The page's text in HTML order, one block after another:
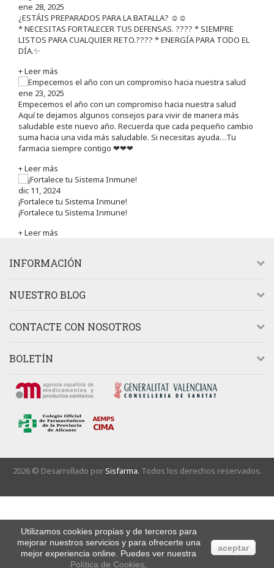
ene 28, 2025
¿ESTÁIS PREPARADOS PARA LA BATALLA? ☺️☺️
* NECESITAS FORTALECER TUS DEFENSAS. ????️ * SIEMPRE
LISTOS PARA CUALQUIER RETO.???? * ENERGÍA PARA TODO EL
DÍA.✨
+ Leer más
ene 23, 2025
Empecemos el año con un compromiso hacia nuestra salud
Aquí te dejamos algunos consejos para vivir de manera más
saludable este nuevo año. Recuerda que cada pequeño cambio
suma hacia una vida más saludable. Si necesitas ayuda…Tu
farmacia siempre contigo ❤❤❤
+ Leer más
dic 11, 2024
¡Fortalece tu Sistema Inmune!
¡Fortalece tu Sistema Inmune!
+ Leer más
INFORMACIÓN
NUESTRO BLOG
CONTACTE CON NOSOTROS
BOLETÍN
Utilizamos cookies propias y de terceros para
mejorar nuestros servicios y para ofrecerte una
mejor experiencia online. Puedes ver nuestra
Política de Cookies
aceptar
2026 © Desarrollado porSisfarma. Todos los derechos reservados.